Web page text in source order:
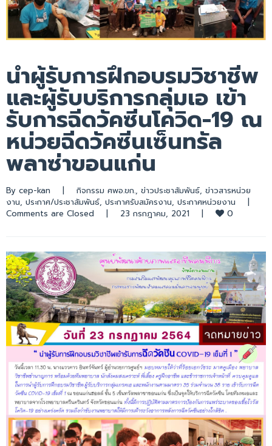
นำผู้รับการฝึกอบรมวิชาชีพ
และผู้รับบริการกลุ่มเอ เข้า
รับการฉีดวัคซีนโควิด-19 ณ
หน่วยฉีดวัคซีนเซ็นทรัล
พลาซ่าขอนแก่น
By cep-kan | กิจกรรม ศพอ.ขก., ข่าวประชาสัมพันธ์, ข่าวสารหน่วย
งาน, ประกาศ/ประชาสัมพันธ์, ประกาศรับสมัครงาน, ประกาศหน่วยงาน
|
Comments are Closed
| 23 กรกฎาคม, 2021 | 0